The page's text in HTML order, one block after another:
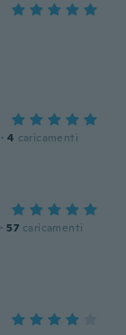
· 4 caricamenti
· 57 caricamenti